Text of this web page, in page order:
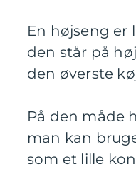
En højseng er
den står på
den øverste
På den måde
man kan
som et lille